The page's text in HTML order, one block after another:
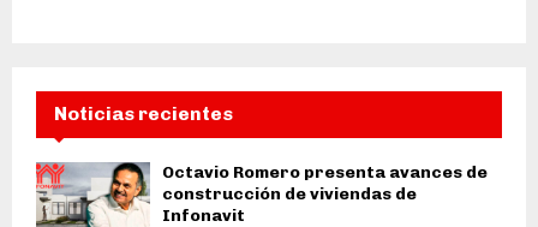
Noticias recientes
Octavio Romero presenta avances de
construcción de viviendas de
Infonavit